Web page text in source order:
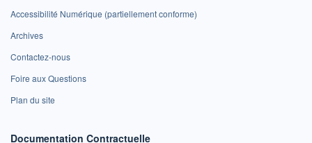
Accessibilité Numérique (partiellement conforme)
Archives
Contactez-nous
Foire aux Questions
Plan du site
Documentation Contractuelle